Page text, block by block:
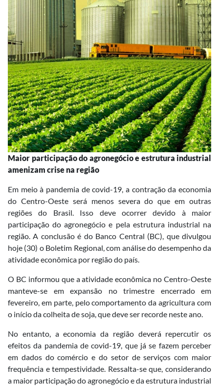
Maior participação do agronegócio e estrutura industrial
amenizam crise na região
Em meio à pandemia de covid-19, a contração da economia
do Centro-Oeste será menos severa do que em outras
regiões do Brasil. Isso deve ocorrer devido à maior
participação do agronegócio e pela estrutura industrial na
região. A conclusão é do Banco Central (BC), que divulgou
hoje (30) o Boletim Regional, com análise do desempenho da
atividade econômica por região do país.
O BC informou que a atividade econômica no Centro-Oeste
manteve-se em expansão no trimestre encerrado em
fevereiro, em parte, pelo comportamento da agricultura com
o início da colheita de soja, que deve ser recorde neste ano.
No entanto, a economia da região deverá repercutir os
efeitos da pandemia de covid-19, que já se fazem perceber
em dados do comércio e do setor de serviços com maior
frequência e tempestividade. Ressalta-se que, considerando
a maior participação do agronegócio e da estrutura industrial